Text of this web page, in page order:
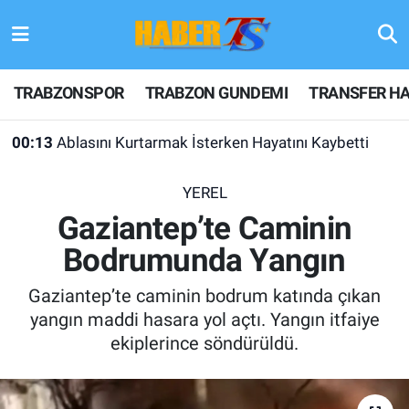
TRABZONSPOR TRABZON GUNDEMI TRANSFER
00:13 Ablasını Kurtarmak İsterken Hayatını Kaybetti
YEREL
Gaziantep’te Caminin
Bodrumunda Yangın
Gaziantep’te caminin bodrum katında çıkan
yangın maddi hasara yol açtı. Yangın itfaiye
ekiplerince söndürüldü.
TRABZONSPOR
TRABZON GUNDEMI
KULİS MEYDANI
1461 TRABZON
ALT LIGLER
Hava Durumu
Trafik Durumu
Son Dakika Haberleri
Haber Arşivi